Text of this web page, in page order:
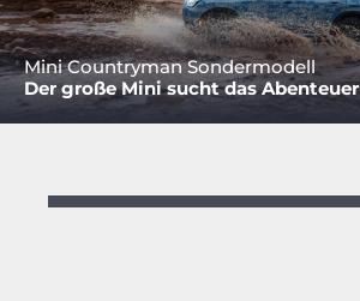
Mini Countryman Sondermodell
Der große Mini sucht das Abenteuer